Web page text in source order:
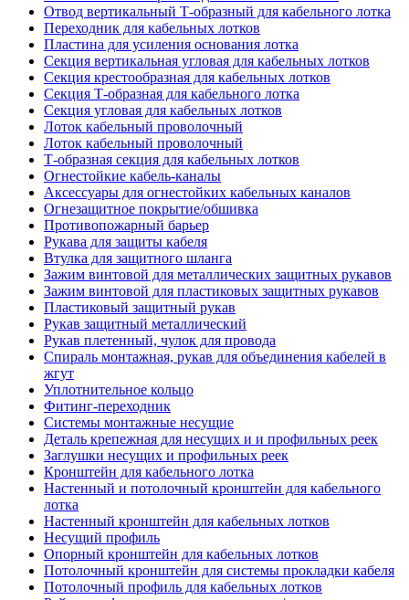
Отвод вертикальный Т-образный для кабельного лотка
Переходник для кабельных лотков
Пластина для усиления основания лотка
Секция вертикальная угловая для кабельных лотков
Секция крестообразная для кабельных лотков
Секция Т-образная для кабельного лотка
Секция угловая для кабельных лотков
Лоток кабельный проволочный
Лоток кабельный проволочный
Т-образная секция для кабельных лотков
Огнестойкие кабель-каналы
Аксессуары для огнестойких кабельных каналов
Огнезащитное покрытие/обшивка
Противопожарный барьер
Рукава для защиты кабеля
Втулка для защитного шланга
Зажим винтовой для металлических защитных рукавов
Зажим винтовой для пластиковых защитных рукавов
Пластиковый защитный рукав
Рукав защитный металлический
Рукав плетенный, чулок для провода
Спираль монтажная, рукав для объединения кабелей в
жгут
Уплотнительное кольцо
Фитинг-переходник
Системы монтажные несущие
Деталь крепежная для несущих и и профильных реек
Заглушки несущих и профильных реек
Кронштейн для кабельного лотка
Настенный и потолочный кронштейн для кабельного
лотка
Настенный кронштейн для кабельных лотков
Несущий профиль
Опорный кронштейн для кабельных лотков
Потолочный кронштейн для системы прокладки кабеля
Потолочный профиль для кабельных лотков